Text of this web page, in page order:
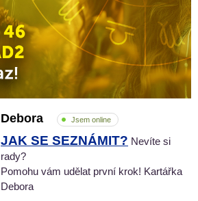
Debora Jsem online
JAK SE SEZNÁMIT? Nevíte si
rady?
Pomohu vám udělat první krok! Kartářka
Debora